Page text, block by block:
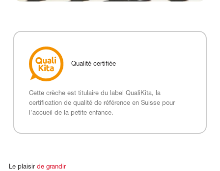
Qualité certifiée
Cette crèche est titulaire du label QualiKita, la
certification de qualité de référence en Suisse pour
l’accueil de la petite enfance.
Le plaisir de grandir